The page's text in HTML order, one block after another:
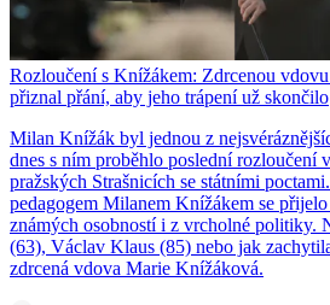
Rozloučení s Knížákem: Zdrcenou
přiznal přání, aby jeho trápení už skončilo
Milan Knížák byl jednou z
dnes s ním proběhlo poslední rozloučení
pražských Strašnicích se státními
pedagogem Milanem Knížákem se
známých osobností i z vrcholné politiky.
(63), Václav Klaus (85) nebo jak
zdrcená vdova Marie Knížáková.